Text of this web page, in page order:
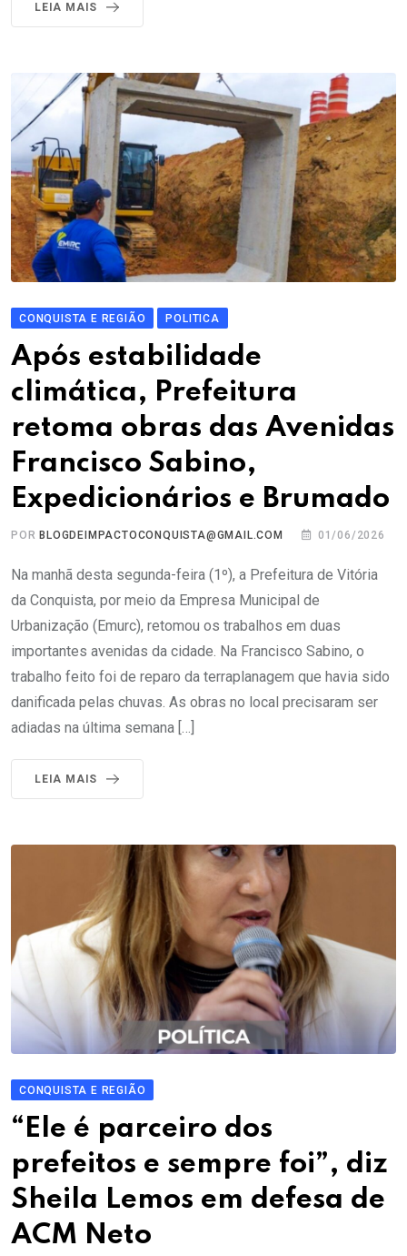
LEIA MAIS
CONQUISTA E REGIÃO POLITICA
Após estabilidade
climática, Prefeitura
retoma obras das Avenidas
Francisco Sabino,
Expedicionários e Brumado
POR BLOGDEIMPACTOCONQUISTA@GMAIL.COM 01/06/2026
Na manhã desta segunda-feira (1º), a Prefeitura de Vitória
da Conquista, por meio da Empresa Municipal de
Urbanização (Emurc), retomou os trabalhos em duas
importantes avenidas da cidade. Na Francisco Sabino, o
trabalho feito foi de reparo da terraplanagem que havia sido
danificada pelas chuvas. As obras no local precisaram ser
adiadas na última semana […]
LEIA MAIS
CONQUISTA E REGIÃO
“Ele é parceiro dos
prefeitos e sempre foi”, diz
Sheila Lemos em defesa de
ACM Neto